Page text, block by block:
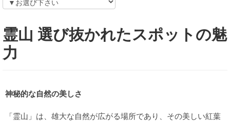
霊山 選び抜かれたスポットの魅
力
神秘的な自然の美しさ
「霊山」は、雄大な自然が広がる場所であり、その美しい紅葉